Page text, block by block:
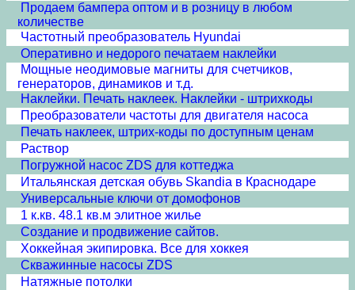
Продаем бампера оптом и в розницу в любом
количестве
Частотный преобразователь Hyundai
Оперативно и недорого печатаем наклейки
Мощные неодимовые магниты для счетчиков,
генераторов, динамиков и т.д.
Наклейки. Печать наклеек. Наклейки - штрихкоды
Преобразователи частоты для двигателя насоса
Печать наклеек, штрих-коды по доступным ценам
Раствор
Погружной насос ZDS для коттеджа
Итальянская детская обувь Skandia в Краснодаре
Универсальные ключи от домофонов
1 к.кв. 48.1 кв.м элитное жилье
Создание и продвижение сайтов.
Хоккейная экипировка. Все для хоккея
Скважинные насосы ZDS
Натяжные потолки